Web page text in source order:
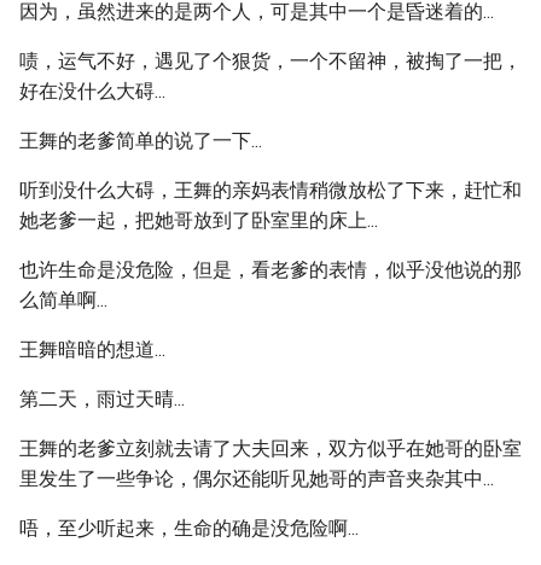
因为，虽然进来的是两个人，可是其中一个是昏迷着的...
啧，运气不好，遇见了个狠货，一个不留神，被掏了一把，
好在没什么大碍...
王舞的老爹简单的说了一下...
听到没什么大碍，王舞的亲妈表情稍微放松了下来，赶忙和
她老爹一起，把她哥放到了卧室里的床上...
也许生命是没危险，但是，看老爹的表情，似乎没他说的那
么简单啊...
王舞暗暗的想道...
第二天，雨过天晴...
王舞的老爹立刻就去请了大夫回来，双方似乎在她哥的卧室
里发生了一些争论，偶尔还能听见她哥的声音夹杂其中...
唔，至少听起来，生命的确是没危险啊...